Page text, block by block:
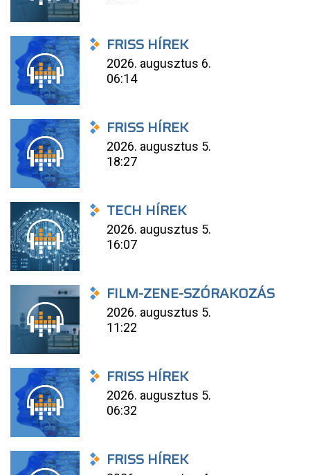
FRISS HÍREK
2026. augusztus 6.
06:14
FRISS HÍREK
2026. augusztus 5.
18:27
TECH HÍREK
2026. augusztus 5.
16:07
FILM-ZENE-SZÓRAKOZÁS
2026. augusztus 5.
11:22
FRISS HÍREK
2026. augusztus 5.
06:32
FRISS HÍREK